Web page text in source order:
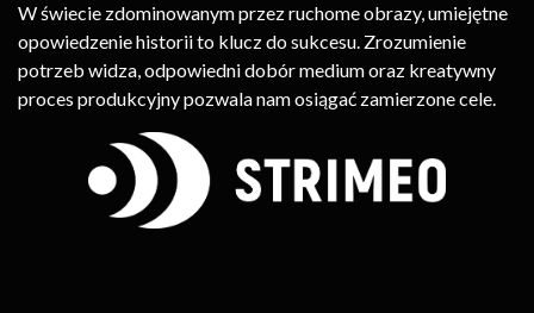
W świecie zdominowanym przez ruchome obrazy, umiejętne
opowiedzenie historii to klucz do sukcesu. Zrozumienie
potrzeb widza, odpowiedni dobór medium oraz kreatywny
proces produkcyjny pozwala nam osiągać zamierzone cele.